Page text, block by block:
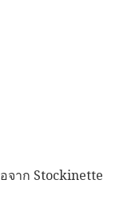
จาก Stockinette